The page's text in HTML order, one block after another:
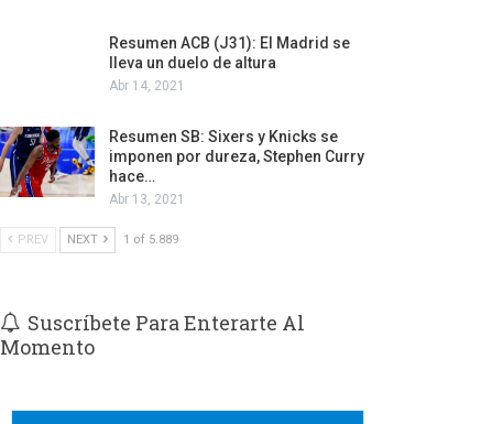
Resumen ACB (J31): El Madrid se
lleva un duelo de altura
Abr 14, 2021
Resumen SB: Sixers y Knicks se
imponen por dureza, Stephen Curry
hace…
Abr 13, 2021
PREV NEXT 1 of 5.889
Suscríbete Para Enterarte Al
Momento